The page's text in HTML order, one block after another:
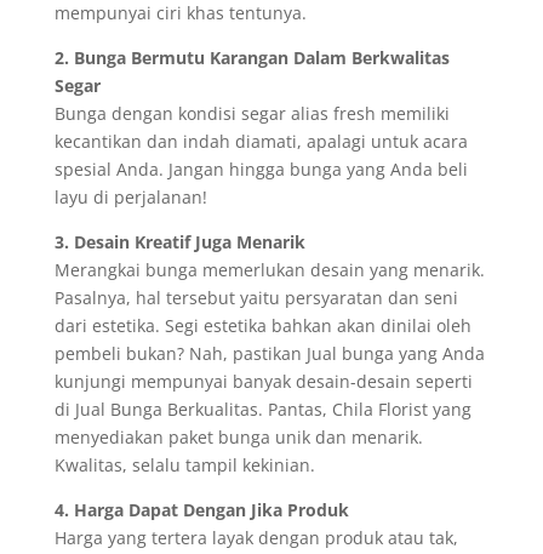
mempunyai ciri khas tentunya.
2. Bunga Bermutu Karangan Dalam Berkwalitas
Segar
Bunga dengan kondisi segar alias fresh memiliki
kecantikan dan indah diamati, apalagi untuk acara
spesial Anda. Jangan hingga bunga yang Anda beli
layu di perjalanan!
3. Desain Kreatif Juga Menarik
Merangkai bunga memerlukan desain yang menarik.
Pasalnya, hal tersebut yaitu persyaratan dan seni
dari estetika. Segi estetika bahkan akan dinilai oleh
pembeli bukan? Nah, pastikan Jual bunga yang Anda
kunjungi mempunyai banyak desain-desain seperti
di Jual Bunga Berkualitas. Pantas, Chila Florist yang
menyediakan paket bunga unik dan menarik.
Kwalitas, selalu tampil kekinian.
4. Harga Dapat Dengan Jika Produk
Harga yang tertera layak dengan produk atau tak,